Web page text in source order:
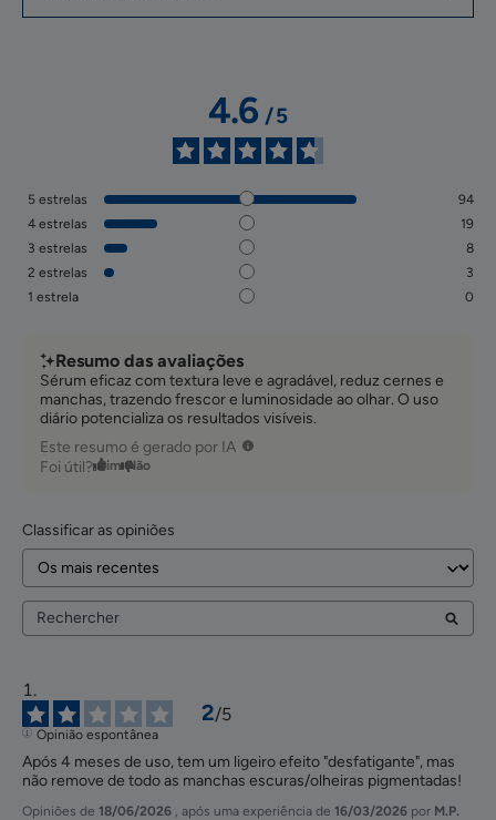
4.6/5
5 estrelas
94
4 estrelas
19
3 estrelas
8
2 estrelas
3
1 estrela 0
Resumo das avaliações
Sérum eficaz com textura leve e agradável, reduz cernes e
manchas, trazendo frescor e luminosidade ao olhar. O uso
diário potencializa os resultados visíveis.
Este resumo é gerado por IA
Foi útil? Sim Não
Classificar as opiniões
2/5
Opinião espontânea
Após 4 meses de uso, tem um ligeiro efeito "desfatigante", mas
não remove de todo as manchas escuras/olheiras pigmentadas!
Opiniões de 18/06/2026 , após uma experiência de 16/03/2026 por M.P.